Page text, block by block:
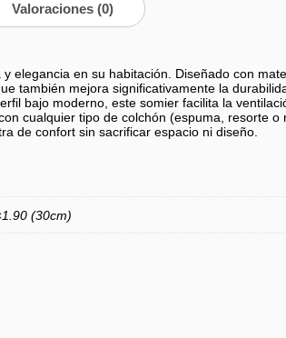
Valoraciones (0)
elegancia en su habitación. Diseñado con
también mejora significativamente la
bajo moderno, este somier facilita la
cualquier tipo de colchón (espuma, resorte o
de confort sin sacrificar espacio ni diseño.
(30cm)